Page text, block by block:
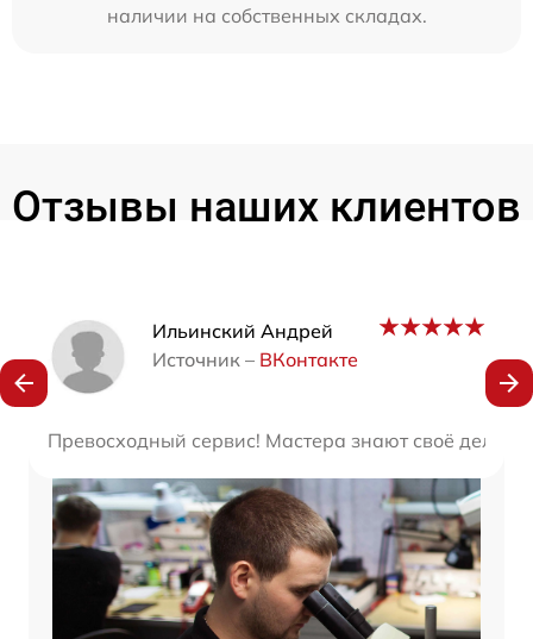
наличии на собственных складах.
Отзывы наших клиентов
Ильинский Андрей
Источник – ВКонтакте
Превосходный сервис! Мастера знают своё дело,
Наши мастера